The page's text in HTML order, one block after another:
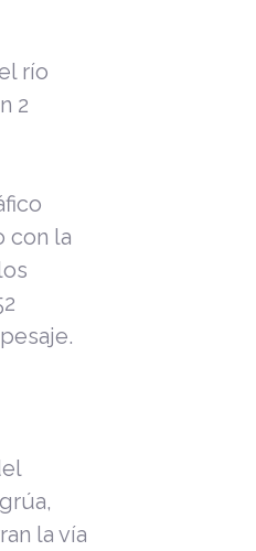
río
2
con la
la vía